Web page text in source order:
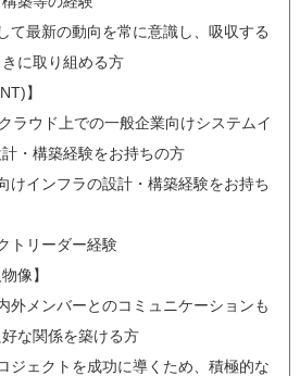
て最新の動向を常に意識し、吸収する
に取り組める方
】
ラウド上での一般企業向けシステムイ
・構築経験をお持ちの方
けインフラの設計・構築経験をお持ち
トリーダー経験
像】
外メンバーとのコミュニケーションも
な関係を築ける方
ジェクトを成功に導くため、積極的な